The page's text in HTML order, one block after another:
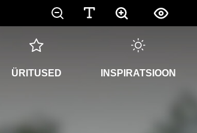
ÜRITUSED INSPIRATSIOON